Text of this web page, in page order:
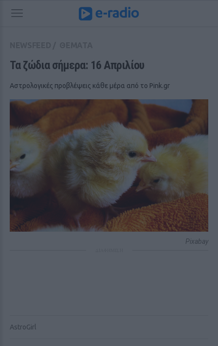
Τα ζώδια σήμερα: 16 Aπριλίου
Αστρολογικές προβλέψεις κάθε μέρα από το Pink.gr
Pixabay
AstroGirl